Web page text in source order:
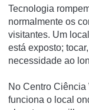
Tecnologia
normalmente os
visitantes. Um
está exposto;
necessidade ao
No Centro
funciona o local